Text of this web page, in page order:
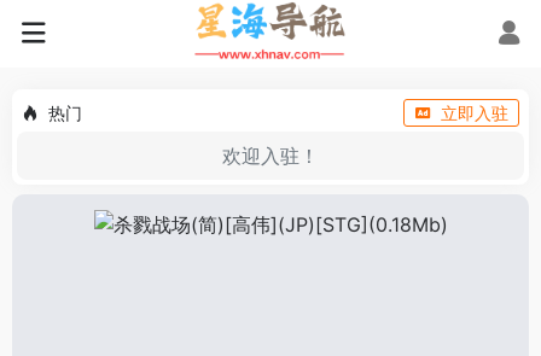
热门 立即入驻
欢迎入驻！